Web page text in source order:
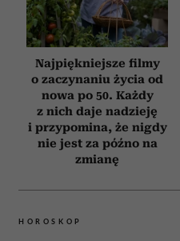
Najpiękniejsze filmy
o zaczynaniu życia od
nowa po 50. Każdy
z nich daje nadzieję
i przypomina, że nigdy
nie jest za późno na
zmianę
HOROSKOP